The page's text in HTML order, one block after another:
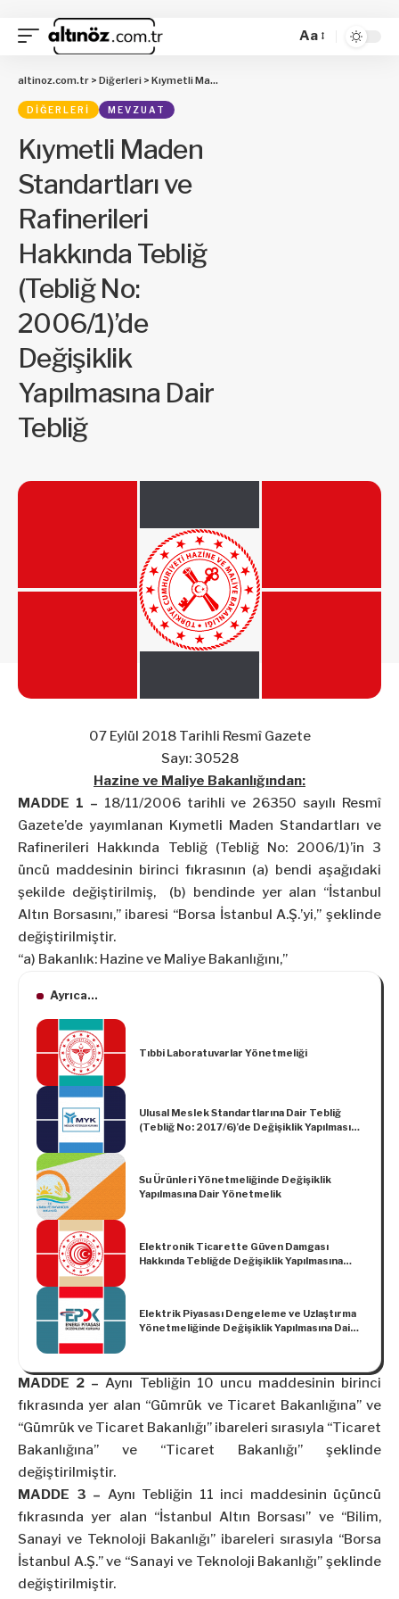
Aa
altinoz.com.tr > Diğerleri > Kıymetli Maden Standartları ve Rafinerileri Hakkında Tebliğ (Tebliğ No: 2006/1)’de Değişiklik Yapılmasına Dair Tebliğ
DIĞERLERI MEVZUAT
Kıymetli Maden
Standartları ve
Rafinerileri
Hakkında Tebliğ
(Tebliğ No:
2006/1)’de
Değişiklik
Yapılmasına Dair
Tebliğ
07 Eylül 2018 Tarihli Resmî Gazete
Sayı: 30528
Hazine ve Maliye Bakanlığından:
MADDE 1 – 18/11/2006tarihli ve 26350 sayılı Resmî
Gazete’de yayımlanan Kıymetli Maden Standartları ve
Rafinerileri Hakkında Tebliğ (Tebliğ No: 2006/1)’in 3
üncü maddesinin birinci fıkrasının (a) bendi aşağıdaki
şekilde değiştirilmiş, (b) bendinde yer alan “İstanbul
Altın Borsasını,” ibaresi “Borsa İstanbul A.Ş.’yi,” şeklinde
değiştirilmiştir.
“a) Bakanlık: Hazine ve Maliye Bakanlığını,”
Ayrıca...
Tıbbi Laboratuvarlar Yönetmeliği
Ulusal Meslek Standartlarına Dair Tebliğ
(Tebliğ No: 2017/6)’de Değişiklik Yapılmasına
Su Ürünleri Yönetmeliğinde Değişiklik
Yapılmasına Dair Yönetmelik
Elektronik Ticarette Güven Damgası
Hakkında Tebliğde Değişiklik Yapılmasına
Elektrik Piyasası Dengeleme ve Uzlaştırma
Yönetmeliğinde Değişiklik Yapılmasına Dair
MADDE 2 – Aynı Tebliğin 10 uncu maddesinin birinci
fıkrasında yer alan “Gümrük ve Ticaret Bakanlığına” ve
“Gümrük ve Ticaret Bakanlığı” ibareleri sırasıyla “Ticaret
Bakanlığına” ve “Ticaret Bakanlığı” şeklinde
değiştirilmiştir.
MADDE 3 – Aynı Tebliğin 11 inci maddesinin üçüncü
fıkrasında yer alan “İstanbul Altın Borsası” ve “Bilim,
Sanayi ve Teknoloji Bakanlığı” ibareleri sırasıyla “Borsa
İstanbul A.Ş.” ve “Sanayi ve Teknoloji Bakanlığı” şeklinde
değiştirilmiştir.